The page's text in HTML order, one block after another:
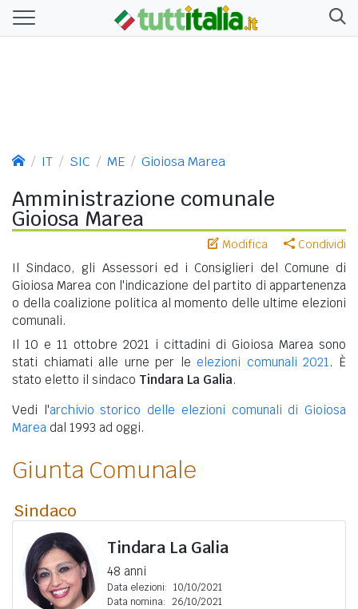
IT SIC ME Gioiosa Marea
Amministrazione comunale
Gioiosa Marea
Modifica Condividi
Il Sindaco, gli Assessori ed i Consiglieri del Comune di
Gioiosa Marea con l'indicazione del partito di appartenenza
o della coalizione politica al momento delle ultime elezioni
comunali.
Il 10 e 11 ottobre 2021 i cittadini di Gioiosa Marea sono
stati chiamati alle urne per le elezioni comunali 2021 . È
stato eletto il sindaco Tindara La Galia.
Vedi l'archivio storico delle elezioni comunali di Gioiosa
Marea dal 1993 ad oggi.
Giunta Comunale
Sindaco
Tindara La Galia
48 anni
Data elezioni: 10/10/2021
Data nomina: 26/10/2021